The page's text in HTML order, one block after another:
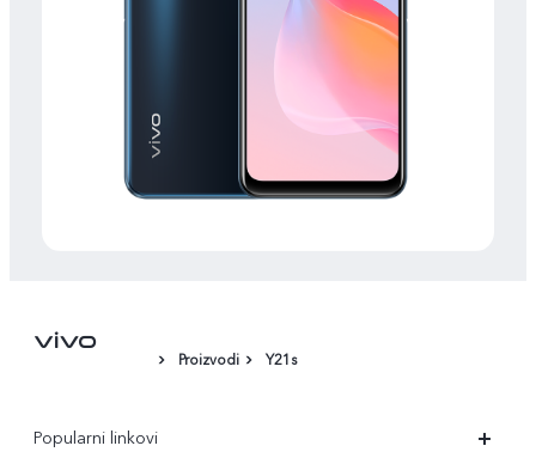
Proizvodi Y21s
Popularni linkovi